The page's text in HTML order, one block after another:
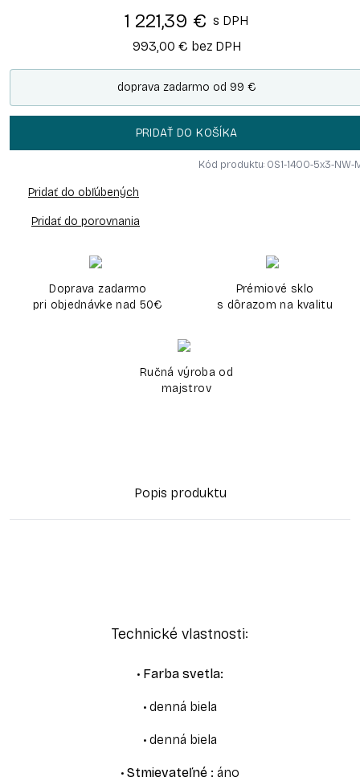
1 221,39 € s DPH
993,00 € bez DPH
doprava zadarmo od 99 €
PRIDAŤ DO KOŠÍKA
Kód produktu: OS1-1400-5x3-NW-
Pridať do obľúbených
Pridať do porovnania
Doprava zadarmo
pri objednávke nad 50€
Prémiové sklo
s dôrazom na kvalitu
Ručná výroba od
majstrov
Popis produktu
Technické vlastnosti:
• Farba svetla:
• denná biela
• denná biela
• Stmievateľné : áno